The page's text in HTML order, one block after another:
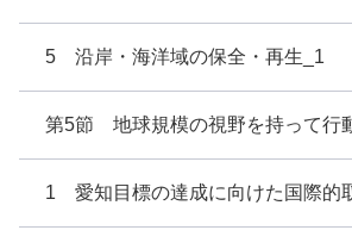
5 沿岸・海洋域の保全・再生_1
第5節 地球規模の視野を持って行
1 愛知目標の達成に向けた国際的